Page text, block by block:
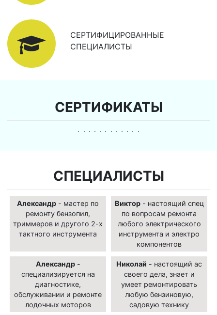
СЕРТИФИЦИРОВАННЫЕ
СПЕЦИАЛИСТЫ
СЕРТИФИКАТЫ
СПЕЦИАЛИСТЫ
Александр - мастер по
ремонту бензопил,
триммеров и другого 2-х
тактного инструмента
Виктор- настоящий спец
по вопросам ремонта
любого электрического
инструмента и электро
компонентов
Александр-
специализируется на
диагностике,
обслуживании и ремонте
лодочных моторов
Николай - настоящий ас
своего дела, знает и
умеет ремонтировать
любую бензиновую,
садовую технику